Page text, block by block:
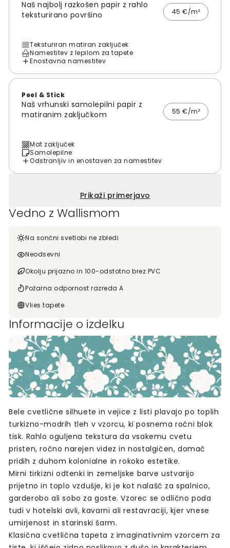
Naš najbolj razkošen papir z rahlo
teksturirano površino
45 €/m²
Teksturiran matiran zaključek
Namestitev z lepilom za tapete
Enostavna namestitev
Peel & Stick
Naš vrhunski samolepilni papir z
matiranim zaključkom
55 €/m²
Mat zaključek
Samolepilne
Odstranljiv in enostaven za namestitev
Prikaži primerjavo
Vedno z Wallismom
Na sončni svetlobi ne zbledi
Neodsevni
Okolju prijazno in 100-odstotno brez PVC
Požarna odpornost razreda A
Vlies tapete
Informacije o izdelku
Bele cvetlične silhuete in vejice z listi plavajo po toplih
turkizno-modrih tleh v vzorcu, ki posnema ročni blok
tisk. Rahlo oguljena tekstura da vsakemu cvetu
pristen, ročno narejen videz in nostalgičen, domač
pridih z duhom kolonialne in rokoko estetike.
Mirni tirkizni odtenki in zemeljske barve ustvarijo
prijetno in toplo vzdušje, ki je kot nalašč za spalnico,
garderobo ali sobo za goste. Vzorec se odlično poda
tudi v hotelski avli, kavarni ali restavraciji, kjer vnese
umirjenost in starinski šarm.
Klasična cvetlična tapeta z imaginativnim vzorcem za